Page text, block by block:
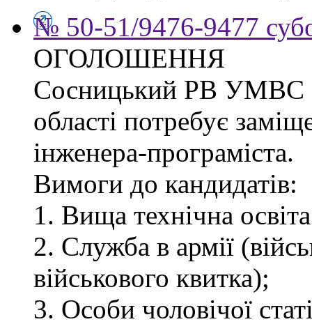
№ 50-51/9476-9477
ОГОЛОШЕННЯ
Сосницький РВ УМВС
області потребує
інженера-програміста.
Вимоги до кандидатів:
1. Вища технічна
2. Служба в армії
військового квитка);
3. Особи чоловічої